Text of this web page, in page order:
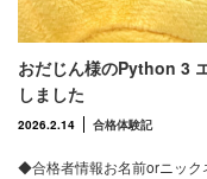
おだじん様のPython 3
しました
2026.2.14 合格体験記
◆合格者情報お名前orニック